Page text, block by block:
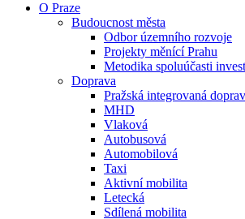
O Praze
Budoucnost města
Odbor územního rozvoje
Projekty měnící Prahu
Metodika spoluúčasti
Doprava
Pražská integrovaná
MHD
Vlaková
Autobusová
Automobilová
Taxi
Aktivní mobilita
Letecká
Sdílená mobilita